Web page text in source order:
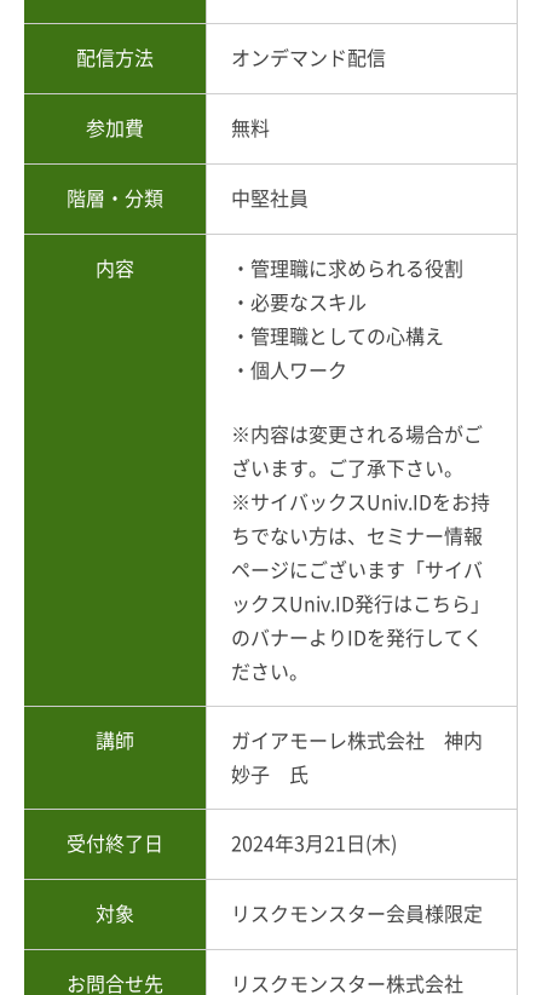
配信方法 オンデマンド配信
参加費 無料
階層・分類 中堅社員
内容
・管理職に求められる役割
・必要なスキル
・管理職としての心構え
・個人ワーク
※内容は変更される場合がご
ざいます。ご了承下さい。
※サイバックスUniv.IDをお持
ちでない方は、セミナー情報
ページにございます「サイバ
ックスUniv.ID発行はこちら」
のバナーよりIDを発行してく
ださい。
講師
ガイアモーレ株式会社 神内
妙子 氏
受付終了日 2024年3月21日(木)
対象 リスクモンスター会員様限定
お問合せ先
リスクモンスター株式会社